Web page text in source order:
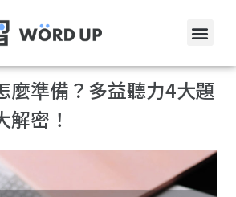
麼準備？多益聽力4大題
密！